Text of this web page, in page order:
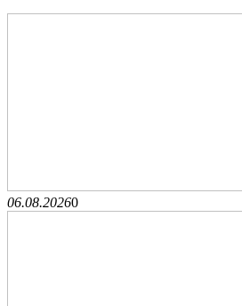
06.08.20260